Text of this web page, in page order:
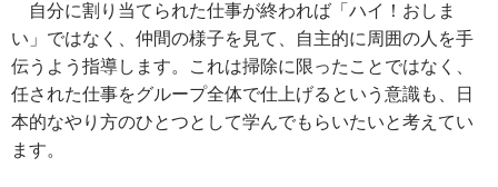
自分に割り当てられた仕事が終われば「ハイ！おしま
い」ではなく、仲間の様子を見て、自主的に周囲の人を手
伝うよう指導します。これは掃除に限ったことではなく、
任された仕事をグループ全体で仕上げるという意識も、日
本的なやり方のひとつとして学んでもらいたいと考えてい
ます。